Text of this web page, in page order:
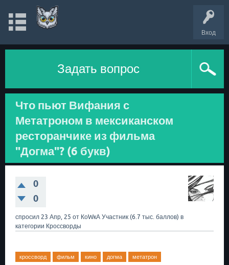
Вход
Задать вопрос
Что пьют Вифания с
Метатроном в мексиканском
ресторанчике из фильма
"Догма"? (6 букв)
0
0
спросил 23 Апр, 25 от КоWкА Участник (6.7 тыс. баллов) в
категории Кроссворды
кроссворд фильм кино догма метатрон